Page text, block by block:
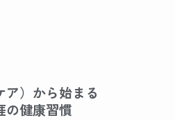
ア）から始まる
の健康習慣